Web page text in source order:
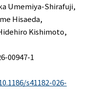
Umemiya-Shirafuji,
Hisaeda,
Kishimoto,
00947-1
s41182-026-